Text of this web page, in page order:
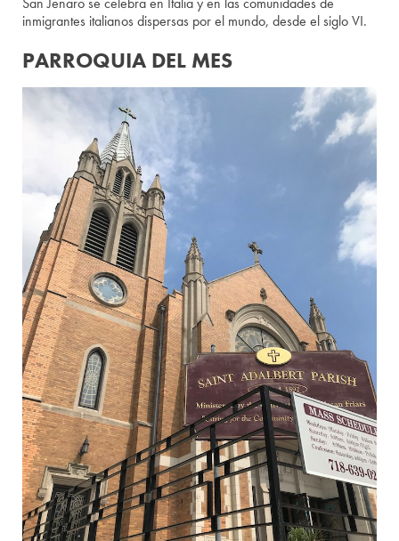
inmigrantes italianos dispersas por el mundo, desde el siglo VI.
PARROQUIA DEL MES